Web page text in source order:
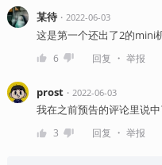
某待・ 2022-06-03
这是第一个还出了2的mini
6 回复 ・ 举报
prost・ 2022-06-03
我在之前预告的评论里说中
3 回复 ・ 举报